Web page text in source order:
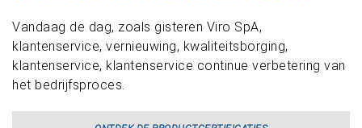
Vandaag de dag, zoals gisteren Viro SpA,
klantenservice, vernieuwing, kwaliteitsborging,
klantenservice, klantenservice continue verbetering van
het bedrijfsproces.